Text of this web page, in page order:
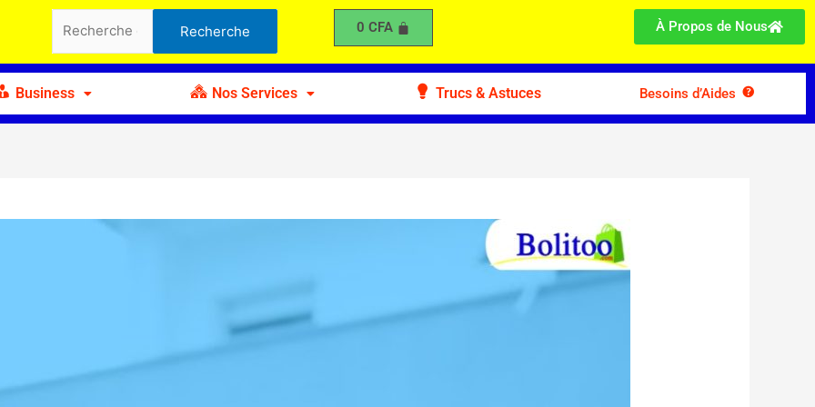
pour :
Recherche 0 CFA À Propos de Nous
Business Nos Services Trucs & Astuces Besoins d’Aides